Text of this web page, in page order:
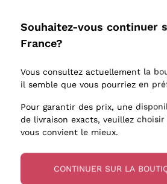
Tenuta San Leonardo
Alessandra Divella
Sedilesu
Ceretto
plus d'informations, veuillez lire notre
Souhaitez-vous continuer
France?
Vous consultez actuellement la
il semble que vous pourriez en
Pour garantir des prix, une
de livraison exacts, veuillez
vous convient le mieux.
CONTINUER SUR LA